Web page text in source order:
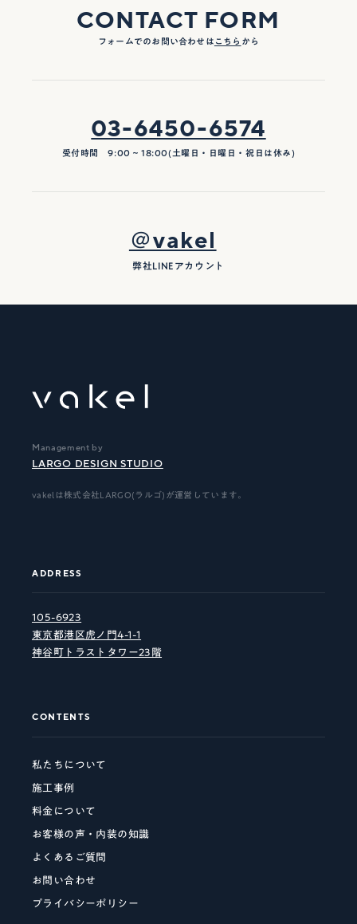
CONTACT FORM
フォームでのお問い合わせは こちら から
03-6450-6574
受付時間 9:00 ~ 18:00(土曜日・日曜日・祝日は休み)
＠vakel
弊社LINEアカウント
Management by
LARGO DESIGN STUDIO
vakelは株式会社LARGO(ラルゴ)が運営しています。
ADDRESS
105-6923
東京都港区虎ノ門4-1-1
神谷町トラストタワー23階
CONTENTS
私たちについて
施工事例
料金について
お客様の声・内装の知識
よくあるご質問
お問い合わせ
プライバシーポリシー